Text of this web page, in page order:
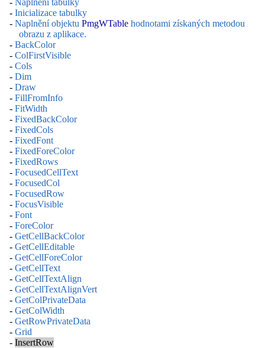
- Naplnění tabulky
- Inicializace tabulky
- Naplnění objektu PmgWTable hodnotami získaných metodou
obrazu z aplikace.
- BackColor
- ColFirstVisible
- Cols
- Dim
- Draw
- FillFromInfo
- FitWidth
- FixedBackColor
- FixedCols
- FixedFont
- FixedForeColor
- FixedRows
- FocusedCellText
- FocusedCol
- FocusedRow
- FocusVisible
- Font
- ForeColor
- GetCellBackColor
- GetCellEditable
- GetCellForeColor
- GetCellText
- GetCellTextAlign
- GetCellTextAlignVert
- GetColPrivateData
- GetColWidth
- GetRowPrivateData
- Grid
- InsertRow